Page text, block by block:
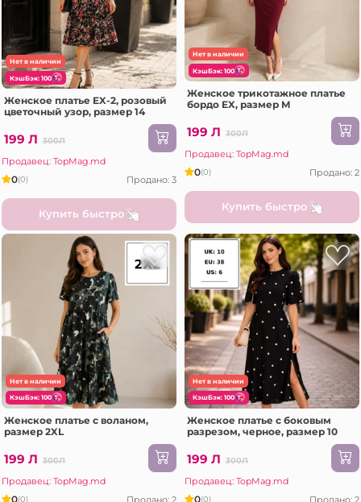
Нет в наличии
КэшБэк: 100
Женское платье EX-2, розовый
цветочный узор, размер 14
199 Л 300Л
Продавец: TopMag.md
0(0) Продано: 3
Купить быстро
Нет в наличии
КэшБэк: 100
Женское трикотажное платье
бордо EX, размер M
199 Л 300Л
Продавец: TopMag.md
0(0) Продано: 2
Купить быстро
Нет в наличии
КэшБэк: 100
Женское платье с воланом,
размер 2XL
199 Л 300Л
Продавец: TopMag.md
0(0) Продано: 2
Нет в наличии
КэшБэк: 100
Женское платье с боковым
разрезом, черное, размер 10
199 Л 300Л
Продавец: TopMag.md
0(0) Продано: 2